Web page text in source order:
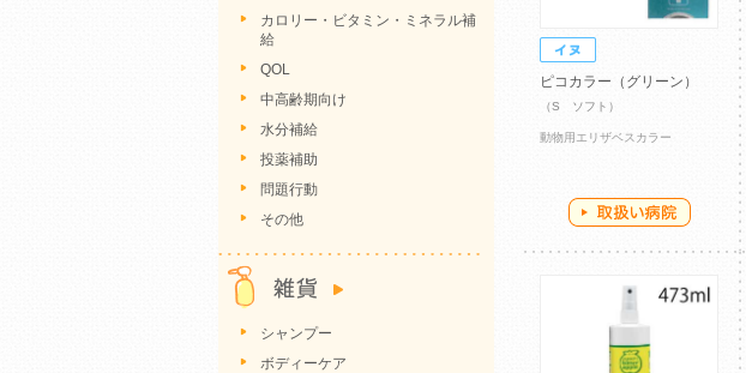
ピコカラー（グリーン）
（S ソフト）
動物用エリザベスカラー
カロリー・ビタミン・ミネラル補
給
QOL
中高齢期向け
水分補給
投薬補助
問題行動
その他
シャンプー
ボディーケア